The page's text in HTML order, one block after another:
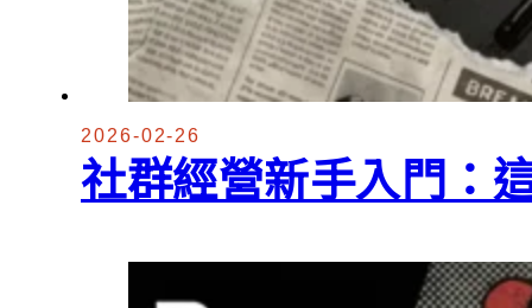
2026-02-26
社群經營新手入門：